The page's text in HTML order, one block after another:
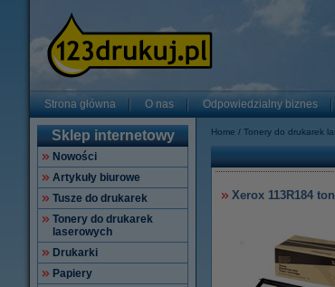
Strona główna O nas Odpowiedzialny biznes
Sklep internetowy
Nowości
Artykuły biurowe
Tusze do drukarek
Tonery do drukarek
laserowych
Drukarki
Papiery
Home Tonery do drukarek
Xerox 113R184